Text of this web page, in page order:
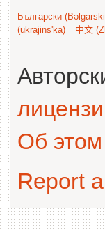
Български
(ukrajins'ka)
中文
Об этом
Report